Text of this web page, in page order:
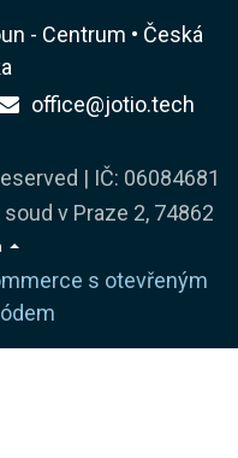
- Centrum • Česká
office@jotio.tech
| IČ: 06084681
v Praze 2, 74862
s otevřeným